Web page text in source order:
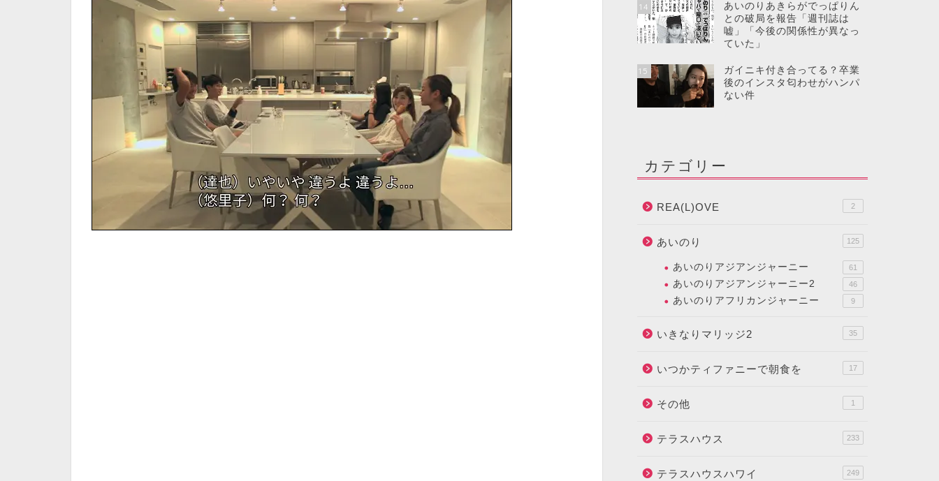
14
あいのりあきらがでっぱりん
との破局を報告「週刊誌は
嘘」「今後の関係性が異なっ
ていた」
15
ガイニキ付き合ってる？卒業
後のインスタ匂わせがハンパ
ない件
カテゴリー
REA(L)OVE 2
あいのり 125
あいのりアジアンジャーニー 61
あいのりアジアンジャーニー2 46
あいのりアフリカンジャーニー 9
いきなりマリッジ2 35
いつかティファニーで朝食を 17
その他 1
テラスハウス 233
テラスハウスハワイ 249